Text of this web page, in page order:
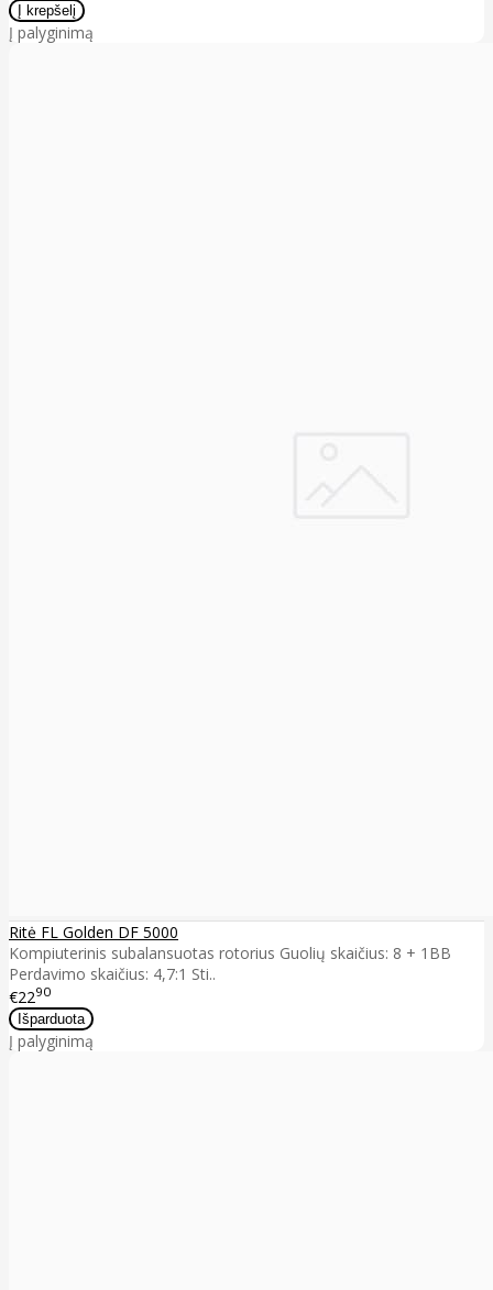
Į palyginimą
Ritė FL Golden DF 5000
Kompiuterinis subalansuotas rotorius Guolių skaičius: 8 + 1BB
Perdavimo skaičius: 4,7:1 Sti..
€2290
Į palyginimą